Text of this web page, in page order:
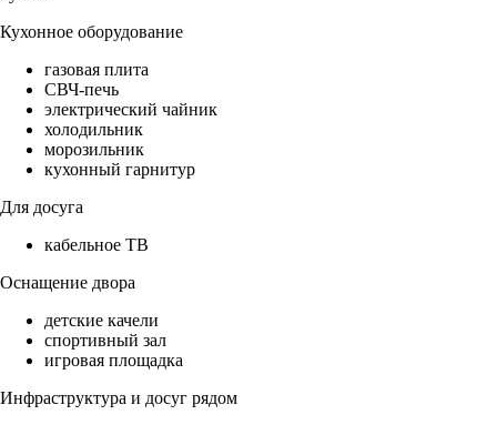
Кухонное оборудование
газовая плита
СВЧ-печь
электрический чайник
холодильник
морозильник
кухонный гарнитур
Для досуга
кабельное ТВ
Оснащение двора
детские качели
спортивный зал
игровая площадка
Инфраструктура и досуг рядом